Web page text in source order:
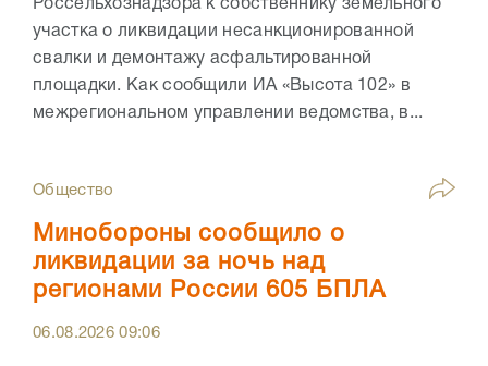
Россельхознадзора к собственнику земельного
участка о ликвидации несанкционированной
свалки и демонтажу асфальтированной
площадки. Как сообщили ИА «Высота 102» в
межрегиональном управлении ведомства, в...
Общество
Минобороны сообщило о
ликвидации за ночь над
регионами России 605 БПЛА
06.08.202609:06